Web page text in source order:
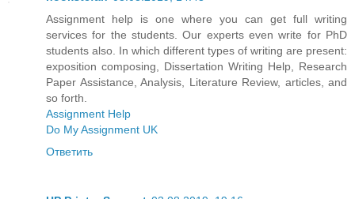
Assignment help is one where you can get full writing
services for the students. Our experts even write for PhD
students also. In which different types of writing are present:
exposition composing, Dissertation Writing Help, Research
Paper Assistance, Analysis, Literature Review, articles, and
so forth.
Assignment Help
Do My Assignment UK
Ответить